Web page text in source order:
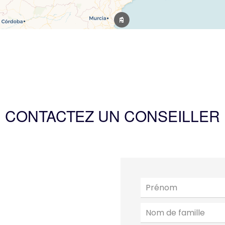
CONTACTEZ UN CONSEILLER